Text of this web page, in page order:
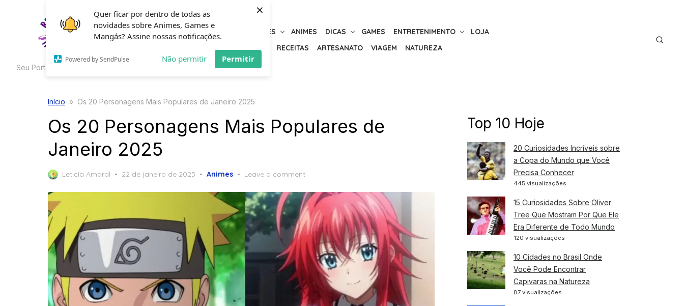
Quer ficar por dentro de todas as
novidades sobre Animes, Games e
Mangás? Assine nossas notificações.
Powered by SendPulse Não permitir Permitir
×
Seu Portal de Curiosidades
HOME CURIOSIDADES ANIMES DICAS GAMES ENTRETENIMENTO
LOJA
BELEZA
RECEITAS ARTESANATO VIAGEM NATUREZA
Início » Os 20 Personagens Mais Populares de Janeiro 2025
Os 20 Personagens Mais Populares de
Janeiro 2025
Leticia Amaral
Posted
22 de janeiro de 2025 Animes Leave a comment
Top 10 Hoje
20 Curiosidades Incríveis sobre
a Copa do Mundo que Você
Precisa Conhecer
445 visualizações
15 Curiosidades Sobre Oliver
Tree Que Mostram Por Que Ele
Era Diferente de Todo Mundo
120 visualizações
10 Cidades no Brasil Onde
Você Pode Encontrar
Capivaras na Natureza
87 visualizações